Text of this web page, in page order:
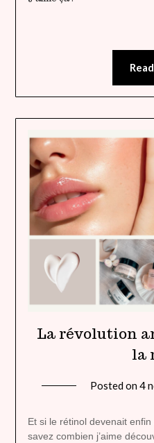
La révolution
la
Posted on4
Et si le rétinol devenait
savez combien j’aime